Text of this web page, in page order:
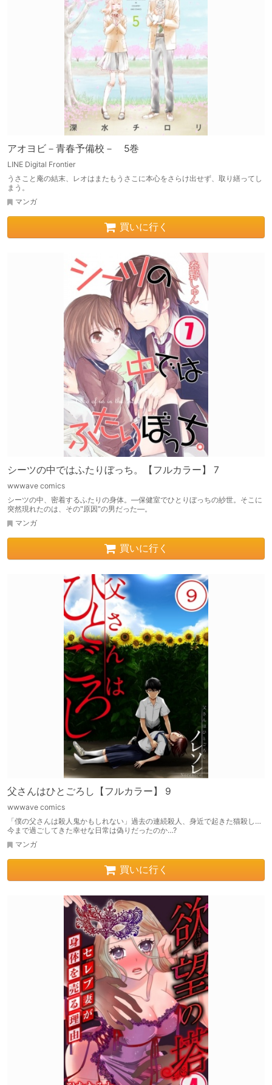
アオヨビ－青春予備校－ 5巻
LINE Digital Frontier
うさこと庵の結末、レオはまたもうさこに本心をさらけ出せず、取り繕ってし
まう。
マンガ
買いに行く
シーツの中ではふたりぼっち。【フルカラー】 7
wwwave comics
シーツの中、密着するふたりの身体。―保健室でひとりぼっちの紗世。そこに
突然現れたのは、その"原因"の男だった―。
マンガ
買いに行く
父さんはひとごろし【フルカラー】 9
wwwave comics
「僕の父さんは殺人鬼かもしれない」過去の連続殺人、身近で起きた猫殺し…
今まで過ごしてきた幸せな日常は偽りだったのか…?
マンガ
買いに行く